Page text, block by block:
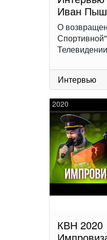
Иван
О
Интервью
2020
КВН 2020